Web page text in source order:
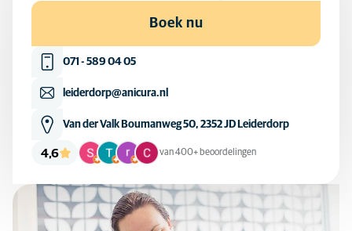
Boek nu
071 - 589 04 05
leiderdorp@anicura.nl
Van der Valk Boumanweg 50, 2352 JD Leiderdorp
4,6 van 400+ beoordelingen